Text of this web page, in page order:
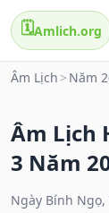
🗓️Amlich.org
Âm Lịch > Năm
Âm Lịch
3 Năm
Ngày Bính